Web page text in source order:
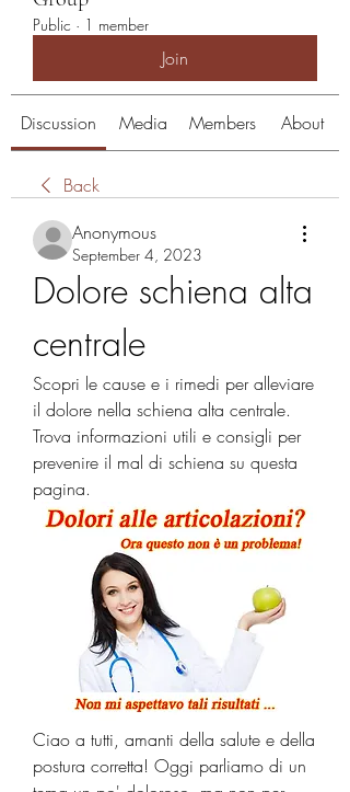
Public · 1 member
Join
Discussion Media Members About
Back
Anonymous
September 4, 2023
Dolore schiena alta
centrale
Scopri le cause e i rimedi per alleviare
il dolore nella schiena alta centrale.
Trova informazioni utili e consigli per
prevenire il mal di schiena su questa
pagina.
Ciao a tutti, amanti della salute e della
postura corretta! Oggi parliamo di un